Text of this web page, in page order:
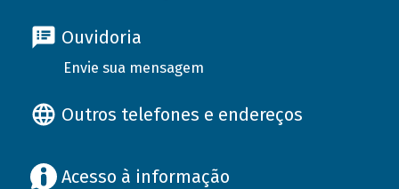
Ouvidoria
Envie sua mensagem
Outros telefones e endereços
Acesso à informação